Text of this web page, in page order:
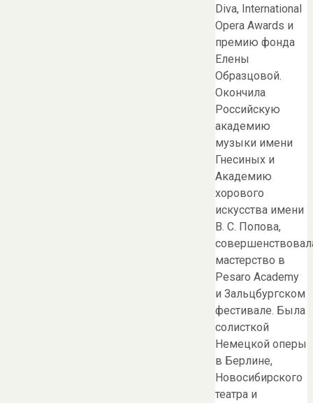
Diva, International
Opera Awards и
премию фонда
Елены
Образцовой.
Окончила
Российскую
академию
музыки имени
Гнесиных и
Академию
хорового
искусства имени
В. С. Попова,
мастерство в
Pesaro Academy
и Зальцбургском
фестивале. Была
солисткой
Немецкой оперы
в Берлине,
Новосибирского
театра и